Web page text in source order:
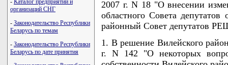
- Каталог предприятий и
организаций СНГ
- Законодательство Республики
Беларусь по темам
- Законодательство Республики
Беларусь по дате принятия
2007 г. N 18 "О внесении
областного Совета
районный Совет депутатов
1. В решение Вилейского
г. N 142 "О некоторых